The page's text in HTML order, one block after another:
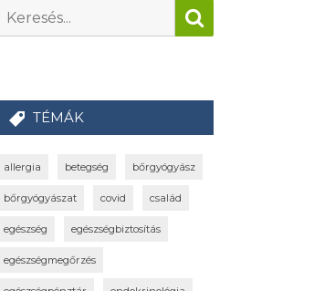
TÉMÁK
allergia betegség bőrgyógyász
bőrgyógyászat covid család
egészség egészségbiztosítás
egészségmegőrzés